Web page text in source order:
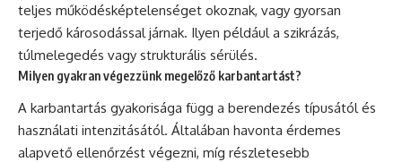
teljes működésképtelenséget okoznak, vagy gyorsan
terjedő károsodással járnak. Ilyen például a szikrázás,
túlmelegedés vagy strukturális sérülés.
Milyen gyakran végezzünk megelőző karbantartást?
A karbantartás gyakorisága függ a berendezés típusától és
használati intenzitásától. Általában havonta érdemes
alapvető ellenőrzést végezni, míg részletesebb